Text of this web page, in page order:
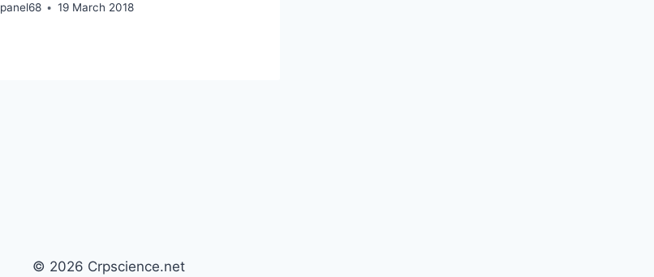
panel68 19 March 2018
© 2026 Crpscience.net